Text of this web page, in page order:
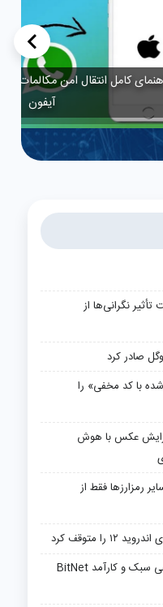
واتس‌اپ از اندروید به
آیفون
>
تأثیر نگرانی‌ها از
صادر کرد
با کد مخفی» را
عکس با هوش
رمزارزها فقط از
متوقف کرد
مایکروسافت، مدل هوش مصنوعی سبک و کارآمد BitNet